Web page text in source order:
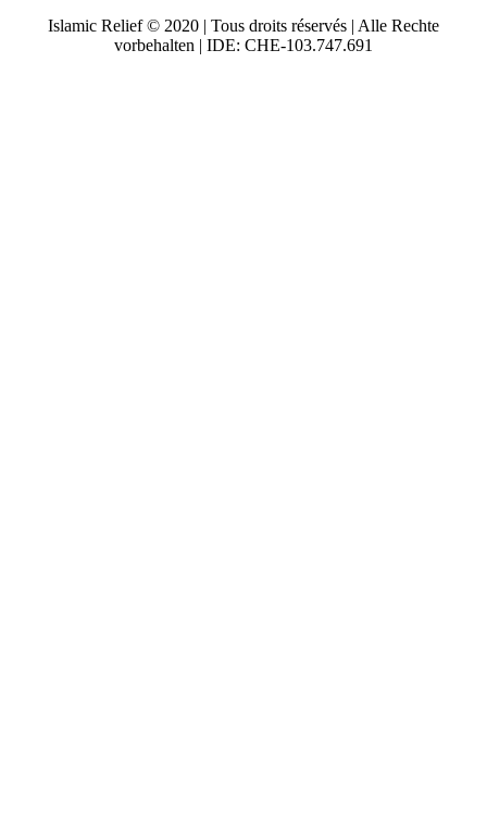
Islamic Relief © 2020 | Tous droits réservés | Alle Rechte
vorbehalten | IDE: CHE-103.747.691